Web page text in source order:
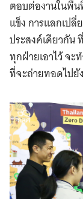
ตอบต่องานในพื้น
แข็ง การแลกเป
ประสงค์เดียวกัน
ทุกฝ่ายเอาไว้ จ
ที่จะถ่ายทอดไป